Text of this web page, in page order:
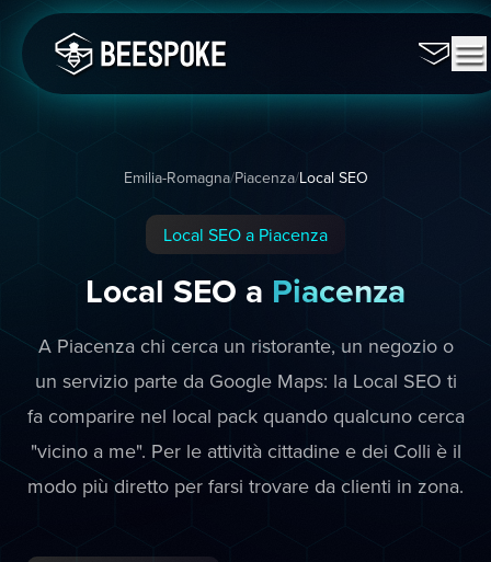
Emilia-Romagna/Piacenza/Local SEO
Local SEO a Piacenza
Local SEO a Piacenza
A Piacenza chi cerca un ristorante, un negozio o
un servizio parte da Google Maps: la Local SEO ti
fa comparire nel local pack quando qualcuno cerca
"vicino a me". Per le attività cittadine e dei Colli è il
modo più diretto per farsi trovare da clienti in zona.